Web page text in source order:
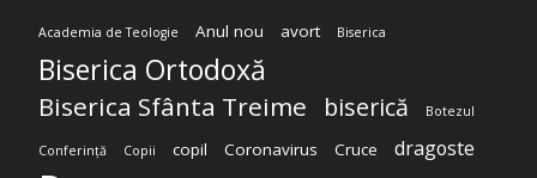
Academia de Teologie Anul nou avort Biserica
Biserica Ortodoxă
Biserica Sfânta Treime biserică Botezul
Conferință Copii copil Coronavirus Cruce dragoste